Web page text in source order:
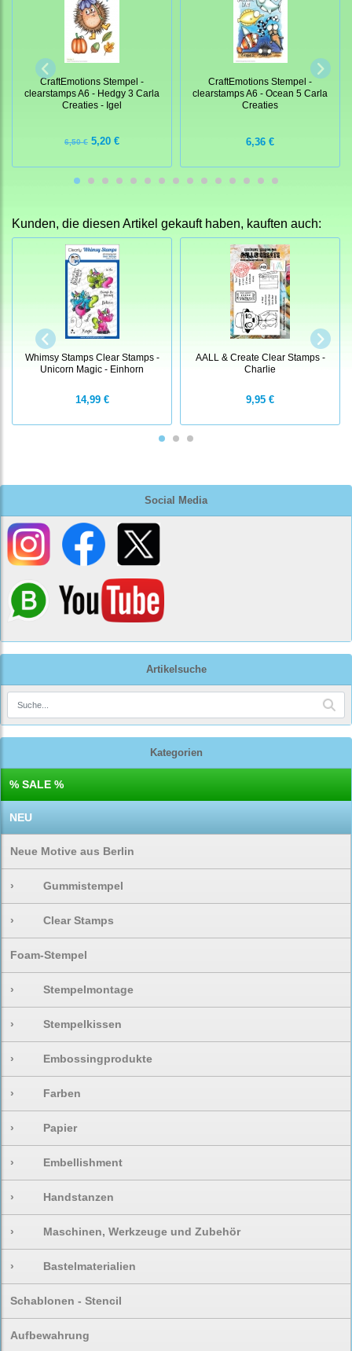
Social Media
Artikelsuche
Kategorien
% SALE %
NEU
Neue Motive aus Berlin
› Gummistempel
› Clear Stamps
Foam-Stempel
› Stempelmontage
› Stempelkissen
› Embossingprodukte
› Farben
› Papier
› Embellishment
› Handstanzen
› Maschinen, Werkzeuge und Zubehör
› Bastelmaterialien
Schablonen - Stencil
Aufbewahrung
CraftEmotions Stempel -
clearstamps A6 - Hedgy 3 Carla
Creaties - Igel
6,50 € 5,20 €
CraftEmotions Stempel -
clearstamps A6 - Ocean 5 Carla
Creaties
6,36 €
Kunden, die diesen Artikel gekauft haben, kauften auch:
Whimsy Stamps Clear Stamps -
Unicorn Magic - Einhorn
14,99 €
AALL & Create Clear Stamps -
Charlie
9,95 €